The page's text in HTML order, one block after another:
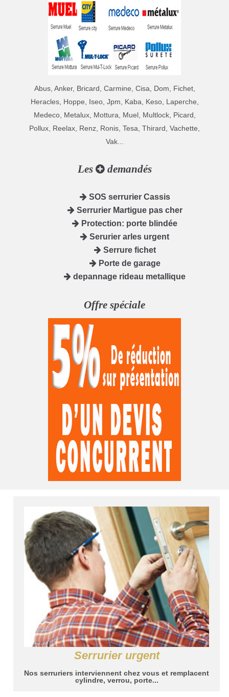
Abus, Anker, Bricard, Carmine, Cisa, Dom, Fichet,
Heracles, Hoppe, Iseo, Jpm, Kaba, Keso, Laperche,
Medeco, Metalux, Mottura, Muel, Multlock, Picard,
Pollux, Reelax, Renz, Ronis, Tesa, Thirard, Vachette,
Vak...
Les demandés
SOS serrurier Cassis
Serrurier Martigue pas cher
Protection: porte blindée
Serurier arles urgent
Serrure fichet
Porte de garage
depannage rideau metallique
Offre spéciale
Serrurier urgent
Nos serruriers interviennent chez vous et remplacent
cylindre, verrou, porte...